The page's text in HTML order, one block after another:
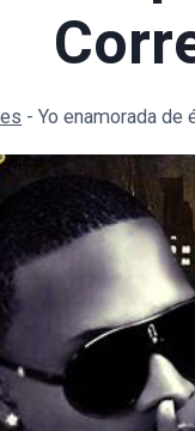
-Yo enamorada de